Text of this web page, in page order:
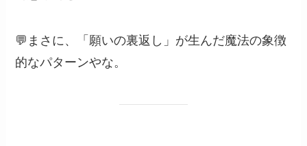
💬まさに、「願いの裏返し」が生んだ魔法の象徴
的なパターンやな。